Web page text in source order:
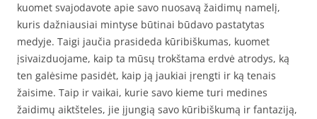
kuomet svajodavote apie savo nuosavą žaidimų namelį,
kuris dažniausiai mintyse būtinai būdavo pastatytas
medyje. Taigi jaučia prasideda kūribiškumas, kuomet
įsivaizduojame, kaip ta mūsų trokštama erdvė atrodys, ką
ten galėsime pasidėt, kaip ją jaukiai įrengti ir ką tenais
žaisime. Taip ir vaikai, kurie savo kieme turi medines
žaidimų aiktšteles, jie įjungią savo kūribiškumą ir fantaziją,